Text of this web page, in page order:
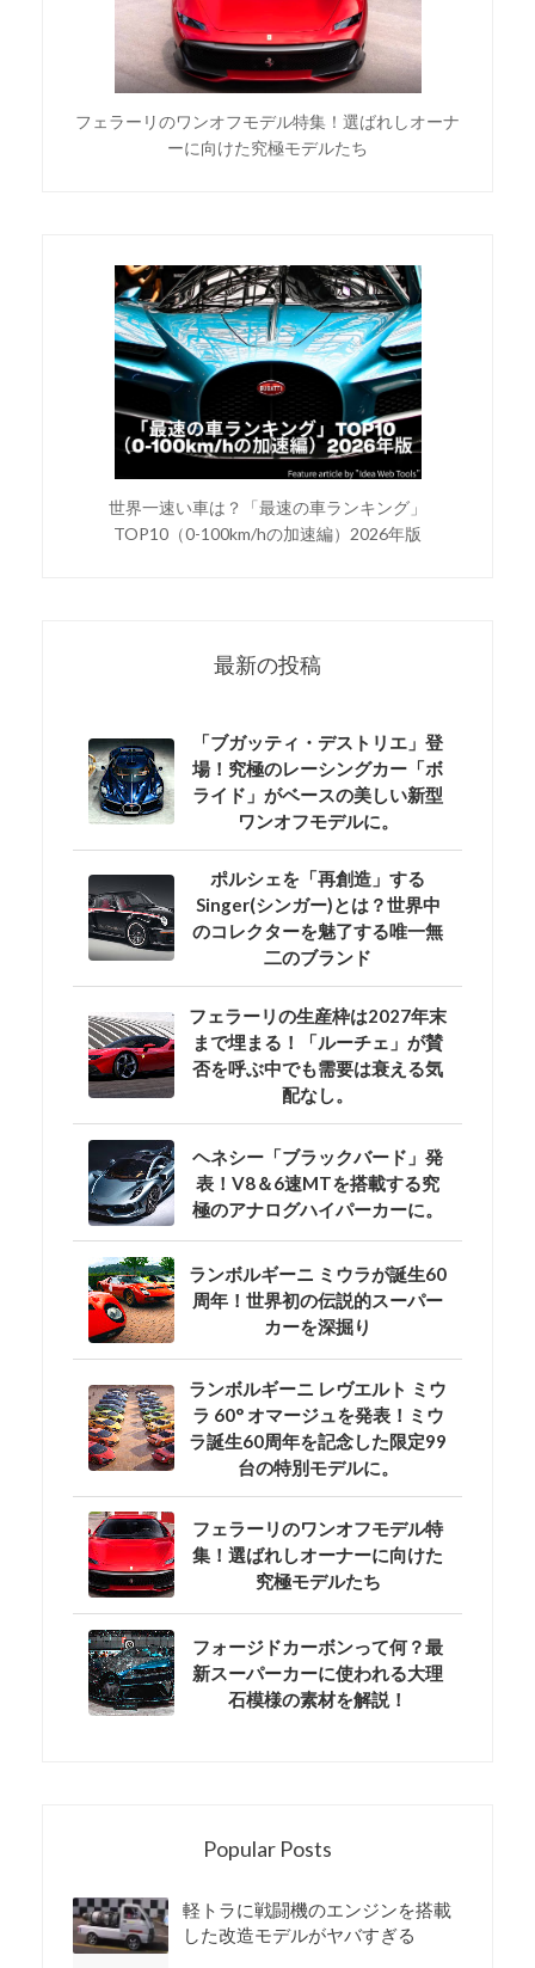
フェラーリのワンオフモデル特集！選ばれしオーナ
ーに向けた究極モデルたち
世界一速い車は？「最速の車ランキング」
TOP10（0-100km/hの加速編）2026年版
最新の投稿
「ブガッティ・デストリエ」登
場！究極のレーシングカー「ボ
ライド」がベースの美しい新型
ワンオフモデルに。
ポルシェを「再創造」する
Singer(シンガー)とは？世界中
のコレクターを魅了する唯一無
二のブランド
フェラーリの生産枠は2027年末
まで埋まる！「ルーチェ」が賛
否を呼ぶ中でも需要は衰える気
配なし。
ヘネシー「ブラックバード」発
表！V8＆6速MTを搭載する究
極のアナログハイパーカーに。
ランボルギーニ ミウラが誕生60
周年！世界初の伝説的スーパー
カーを深掘り
ランボルギーニ レヴエルト ミウ
ラ 60° オマージュを発表！ミウ
ラ誕生60周年を記念した限定99
台の特別モデルに。
フェラーリのワンオフモデル特
集！選ばれしオーナーに向けた
究極モデルたち
フォージドカーボンって何？最
新スーパーカーに使われる大理
石模様の素材を解説！
Popular Posts
軽トラに戦闘機のエンジンを搭載
した改造モデルがヤバすぎる